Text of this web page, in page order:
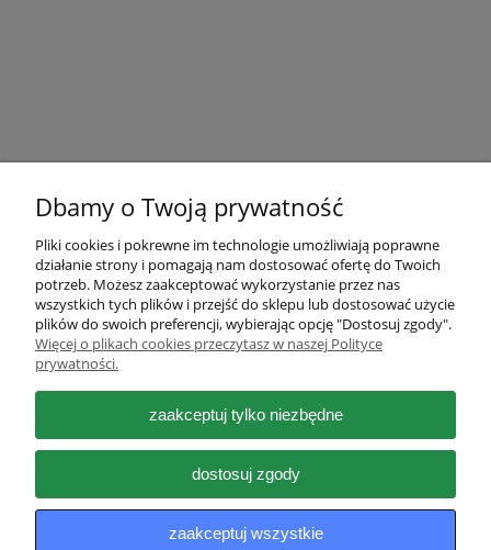
Pomoc
Moje konto
Płatności i dostawa
Informacje
O nas
Dbamy o Twoją prywatność
Pliki cookies i pokrewne im technologie umożliwiają poprawne
działanie strony i pomagają nam dostosować ofertę do Twoich
potrzeb. Możesz zaakceptować wykorzystanie przez nas
wszystkich tych plików i przejść do sklepu lub dostosować użycie
plików do swoich preferencji, wybierając opcję "Dostosuj zgody".
Więcej o plikach cookies przeczytasz w naszej Polityce
prywatności.
zaakceptuj tylko niezbędne
dostosuj zgody
zaakceptuj wszystkie